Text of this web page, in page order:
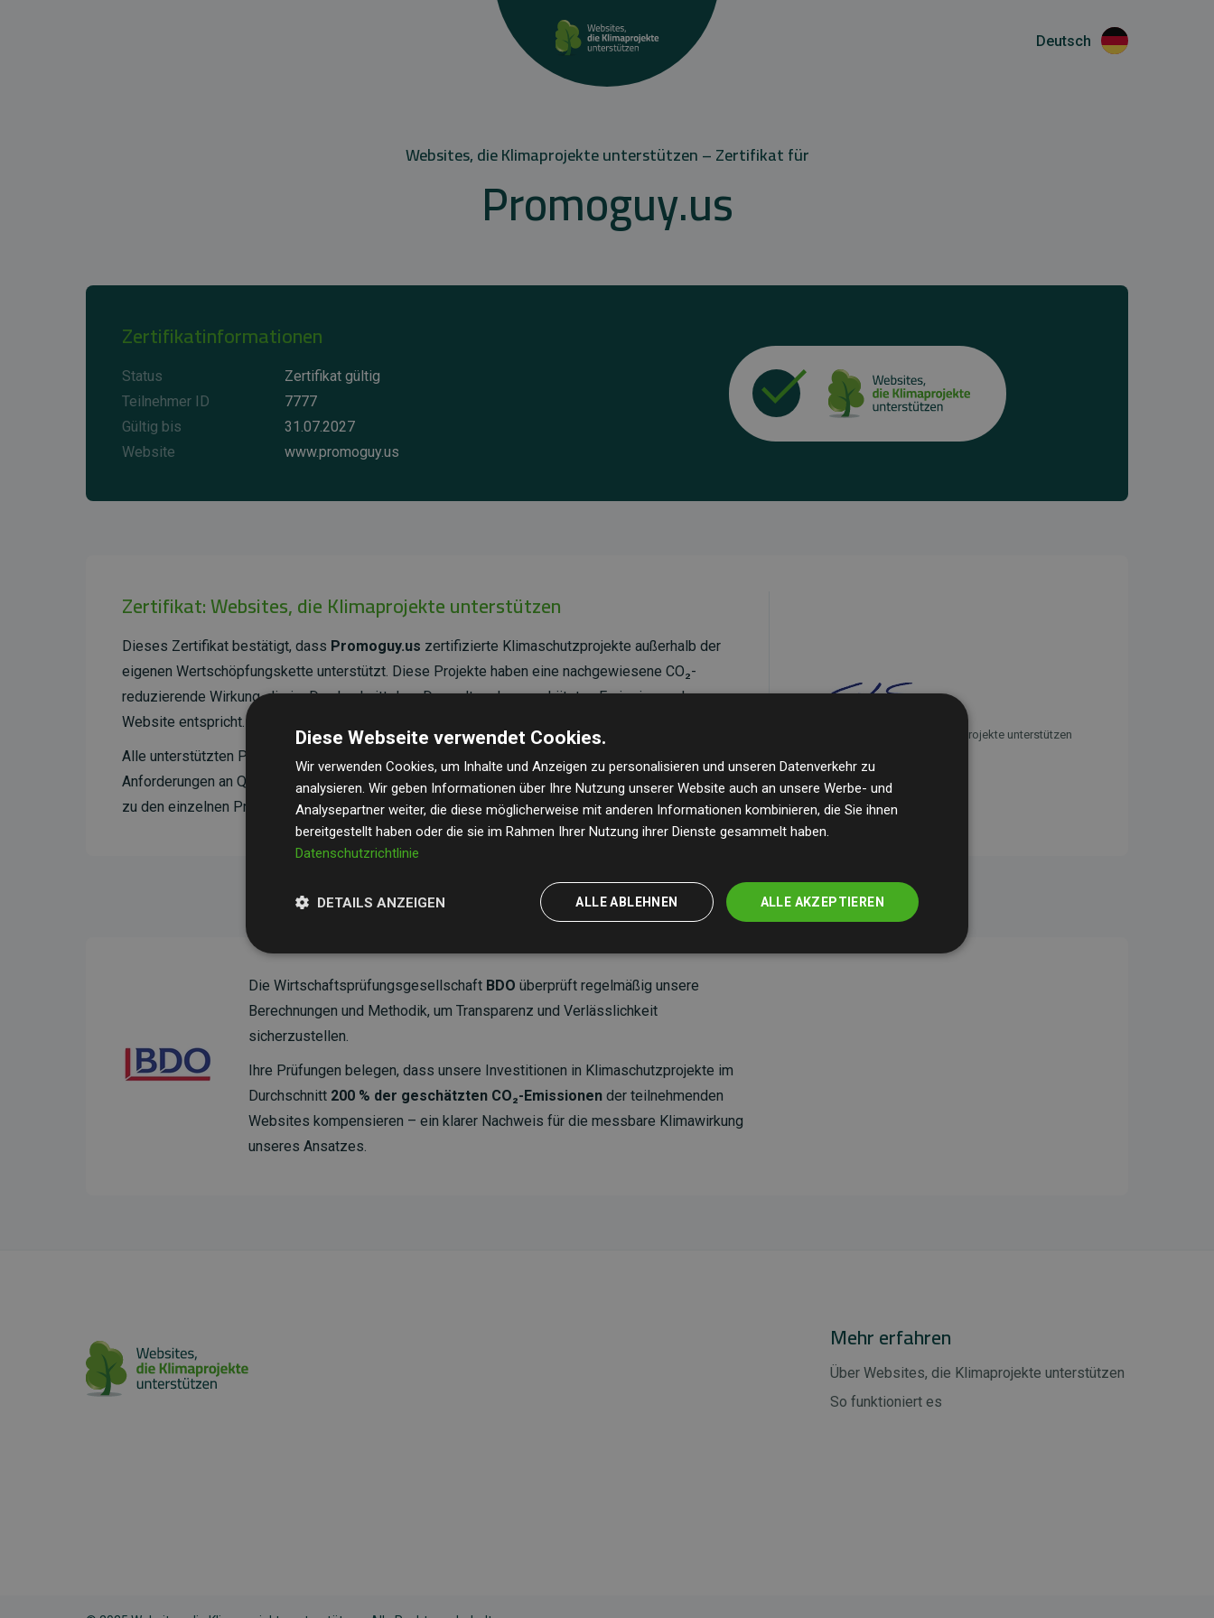
Deutsch
Websites, die Klimaprojekte unterstützen – Zertifikat für
Promoguy.us
Zertifikatinformationen
Status
Zertifikat gültig
Teilnehmer ID
7777
Gültig bis
31.07.2027
Website
www.promoguy.us
Zertifikat: Websites, die Klimaprojekte unterstützen
Dieses Zertifikat bestätigt, dass Promoguy.us zertifizierte Klimaschutzprojekte außerhalb der
eigenen Wertschöpfungskette unterstützt. Diese Projekte haben eine nachgewiesene CO₂-
reduzierende Wirkung, die im Durchschnitt dem Doppelten der geschätzten Emissionen der
Website entspricht.
Alle unterstützten Projekte werden durch
Anforderungen an Qualität, tatsächliche Klimawirkung und Transparenz. Weitere Informationen
zu den einzelnen Projekten findenSie hier.
Initiative Websites, die Klimaprojekte unterstützen
Die Wirtschaftsprüfungsgesellschaft BDO überprüft regelmäßig unsere
Berechnungen und Methodik, um Transparenz und Verlässlichkeit
sicherzustellen.
Ihre Prüfungen belegen, dass unsere Investitionen in Klimaschutzprojekte im
Durchschnitt 200 % der geschätzten CO₂-Emissionen der teilnehmenden
Websites kompensieren – ein klarer Nachweis für die messbare Klimawirkung
unseres Ansatzes.
Mehr erfahren
Über Websites, die Klimaprojekte unterstützen
So funktioniert es
Diese Webseite verwendet Cookies.
Wir verwenden Cookies, um Inhalte und Anzeigen zu personalisieren und unseren Datenverkehr zu
analysieren. Wir geben Informationen über Ihre Nutzung unserer Website auch an unsere Werbe- und
Analysepartner weiter, die diese möglicherweise mit anderen Informationen kombinieren, die Sie ihnen
bereitgestellt haben oder die sie im Rahmen Ihrer Nutzung ihrer Dienste gesammelt haben.
Datenschutzrichtlinie
ALLE AKZEPTIEREN
ALLE ABLEHNEN
DETAILS ANZEIGEN